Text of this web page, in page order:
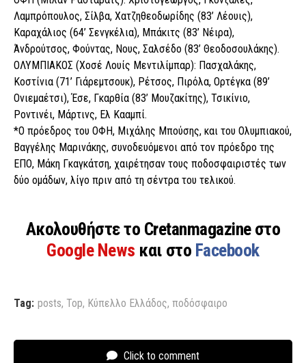
Λαμπρόπουλος, Σίλβα, Χατζηθεοδωρίδης (83’ Λέουις),
Καραχάλιος (64’ Σενγκέλια), Μπάκιτς (83’ Νέιρα),
Άνδρούτσος, Φούντας, Νους, Σαλσέδο (83’ Θεοδοσουλάκης).
ΟΛΥΜΠΙΑΚΟΣ (Χοσέ Λουίς Μεντιλίμπαρ): Πασχαλάκης,
Κοστίνια (71’ Γιάρεμτσουκ), Ρέτσος, Πιρόλα, Ορτέγκα (89’
Ονιεμαέτσι), Έσε, Γκαρθία (83’ Μουζακίτης), Τσικίνιο,
Ροντινέι, Μάρτινς, Ελ Κααμπί.
*Ο πρόεδρος του ΟΦΗ, Μιχάλης Μπούσης, και του Ολυμπιακού,
Βαγγέλης Μαρινάκης, συνοδευόμενοι από τον πρόεδρο της
ΕΠΟ, Μάκη Γκαγκάτση, χαιρέτησαν τους ποδοσφαιριστές των
δύο ομάδων, λίγο πριν από τη σέντρα του τελικού.
Ακολουθήστε το Cretanmagazine στο
Google News και στο Facebook
Tag: posts, Top, Κύπελλο Ελλάδος, ποδόσφαιρο
Click to comment